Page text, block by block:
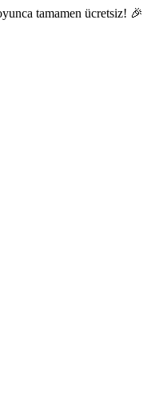
tamamen ücretsiz! 🎉